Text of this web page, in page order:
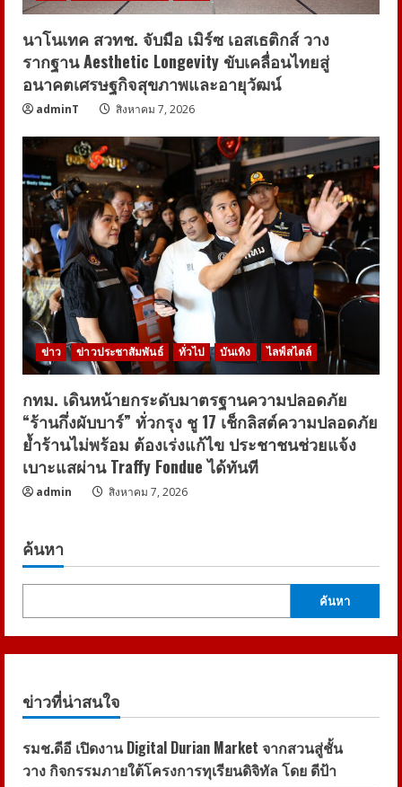
นาโนเทค สวทช. จับมือ เมิร์ซ เอสเธติกส์ วาง
รากฐาน Aesthetic Longevity ขับเคลื่อนไทยสู่
อนาคตเศรษฐกิจสุขภาพและอายุวัฒน์
adminT สิงหาคม 7, 2026
ข่าว ข่าวประชาสัมพันธ์ ทั่วไป บันเทิง ไลฟ์สไตล์
กทม. เดินหน้ายกระดับมาตรฐานความปลอดภัย
“ร้านกึ่งผับบาร์” ทั่วกรุง ชู 17 เช็กลิสต์ความปลอดภัย
ย้ำร้านไม่พร้อม ต้องเร่งแก้ไข ประชาชนช่วยแจ้ง
เบาะแสผ่าน Traffy Fondue ได้ทันที
admin สิงหาคม 7, 2026
ค้นหา
ค้นหา
ข่าวที่น่าสนใจ
รมช.ดีอี เปิดงาน Digital Durian Market จากสวนสู่ชั้น
วาง กิจกรรมภายใต้โครงการทุเรียนดิจิทัล โดย ดีป้า